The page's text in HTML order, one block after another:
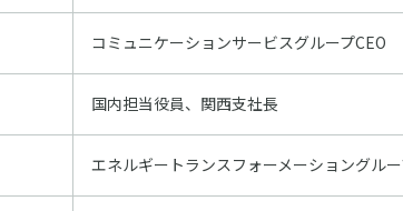
コミュニケーションサービスグループCEO
国内担当役員、関西支社長
エネルギートランスフォーメーショングルー